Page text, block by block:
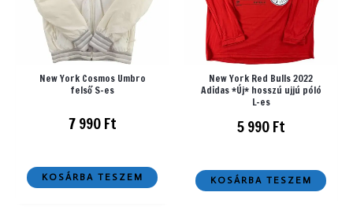
New York Cosmos Umbro
felső S-es
7 990Ft
KOSÁRBA TESZEM
New York Red Bulls 2022
Adidas *Új* hosszú ujjú póló
L-es
5 990Ft
KOSÁRBA TESZEM